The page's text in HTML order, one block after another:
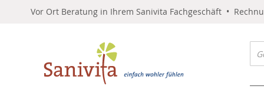
Vor Ort Beratung in Ihrem Sanivita Fachgeschäft •